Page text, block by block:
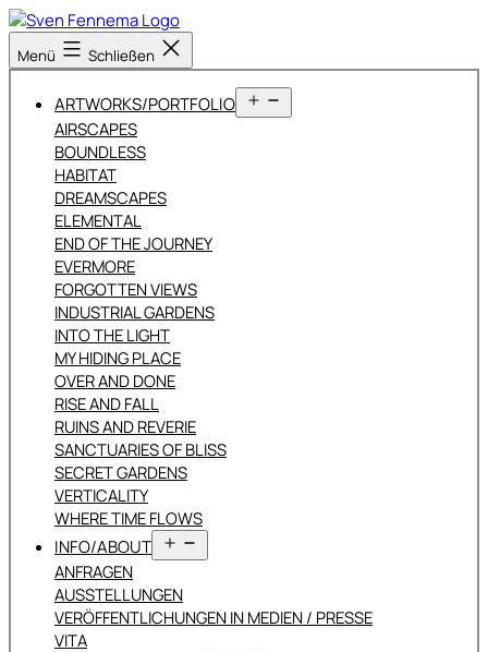
Zum
Inhalt
springen
Sven
Fennema
Menü Schließen
ARTWORKS/PORTFOLIO
öffnen
AIRSCAPES
BOUNDLESS
HABITAT
DREAMSCAPES
ELEMENTAL
END OF THE JOURNEY
EVERMORE
FORGOTTEN VIEWS
INDUSTRIAL GARDENS
INTO THE LIGHT
MY HIDING PLACE
OVER AND DONE
RISE AND FALL
RUINS AND REVERIE
SANCTUARIES OF BLISS
SECRET GARDENS
VERTICALITY
WHERE TIME FLOWS
INFO/ABOUT
öffnen
ANFRAGEN
AUSSTELLUNGEN
VERÖFFENTLICHUNGEN IN MEDIEN / PRESSE
VITA